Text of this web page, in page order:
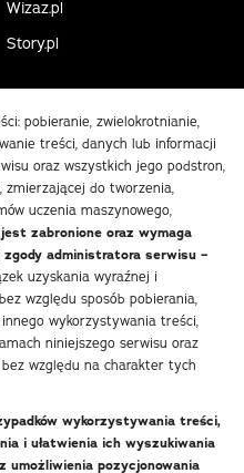
Wizaz.pl
Story.pl
pobieranie, zwielokrotnianie,
treści, danych lub informacji
oraz wszystkich jego podstron,
zmierzającej do tworzenia,
uczenia maszynowego,
jest zabronione oraz wymaga
administratora serwisu –
uzyskania wyraźnej i
względu sposób pobierania,
wykorzystywania treści,
niniejszego serwisu oraz
względu na charakter tych
wykorzystywania treści,
i ułatwienia ich wyszukiwania
pozycjonowania